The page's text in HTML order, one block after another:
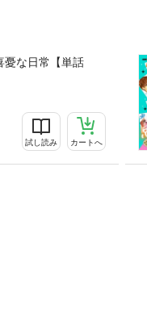
憂な日常【単話
試し読み カートへ